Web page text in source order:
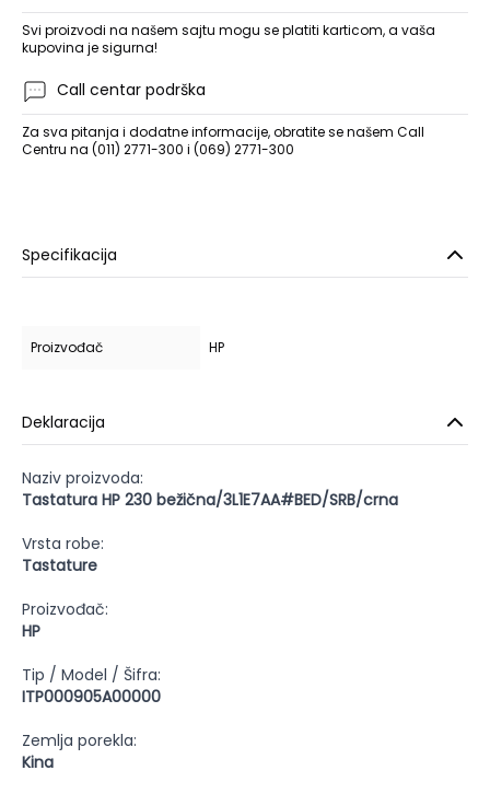
Svi proizvodi na našem sajtu mogu se platiti karticom, a vaša
kupovina je sigurna!
Call centar podrška
Za sva pitanja i dodatne informacije, obratite se našem Call
Centru na (011) 2771-300 i (069) 2771-300
Specifikacija
Proizvođač HP
Deklaracija
Naziv proizvoda:
Tastatura HP 230 bežična/3L1E7AA#BED/SRB/crna
Vrsta robe:
Tastature
Proizvođač:
HP
Tip / Model / Šifra:
ITP000905A00000
Zemlja porekla:
Kina